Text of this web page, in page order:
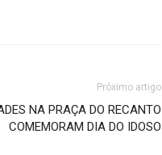
Próximo artigo
NA PRAÇA DO RECANTO
COMEMORAM DIA DO IDOSO